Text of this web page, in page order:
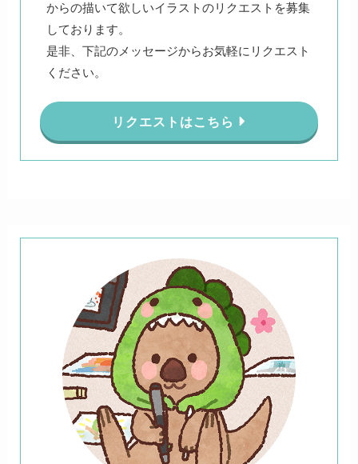
からの描いて欲しいイラストのリクエストを募集
しております。
是非、下記のメッセージからお気軽にリクエスト
ください。
リクエストはこちら